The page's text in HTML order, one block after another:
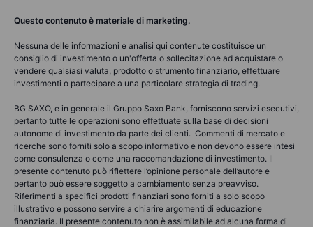
Questo contenuto è materiale di marketing.
Nessuna delle informazioni e analisi qui contenute costituisce un
consiglio di investimento o un'offerta o sollecitazione ad acquistare o
vendere qualsiasi valuta, prodotto o strumento finanziario, effettuare
investimenti o partecipare a una particolare strategia di trading.
BG SAXO, e in generale il Gruppo Saxo Bank, forniscono servizi esecutivi,
pertanto tutte le operazioni sono effettuate sulla base di decisioni
autonome di investimento da parte dei clienti. Commenti di mercato e
ricerche sono forniti solo a scopo informativo e non devono essere intesi
come consulenza o come una raccomandazione di investimento. Il
presente contenuto può riflettere l’opinione personale dell’autore e
pertanto può essere soggetto a cambiamento senza preavviso.
Riferimenti a specifici prodotti finanziari sono forniti a solo scopo
illustrativo e possono servire a chiarire argomenti di educazione
finanziaria. Il presente contenuto non è assimilabile ad alcuna forma di